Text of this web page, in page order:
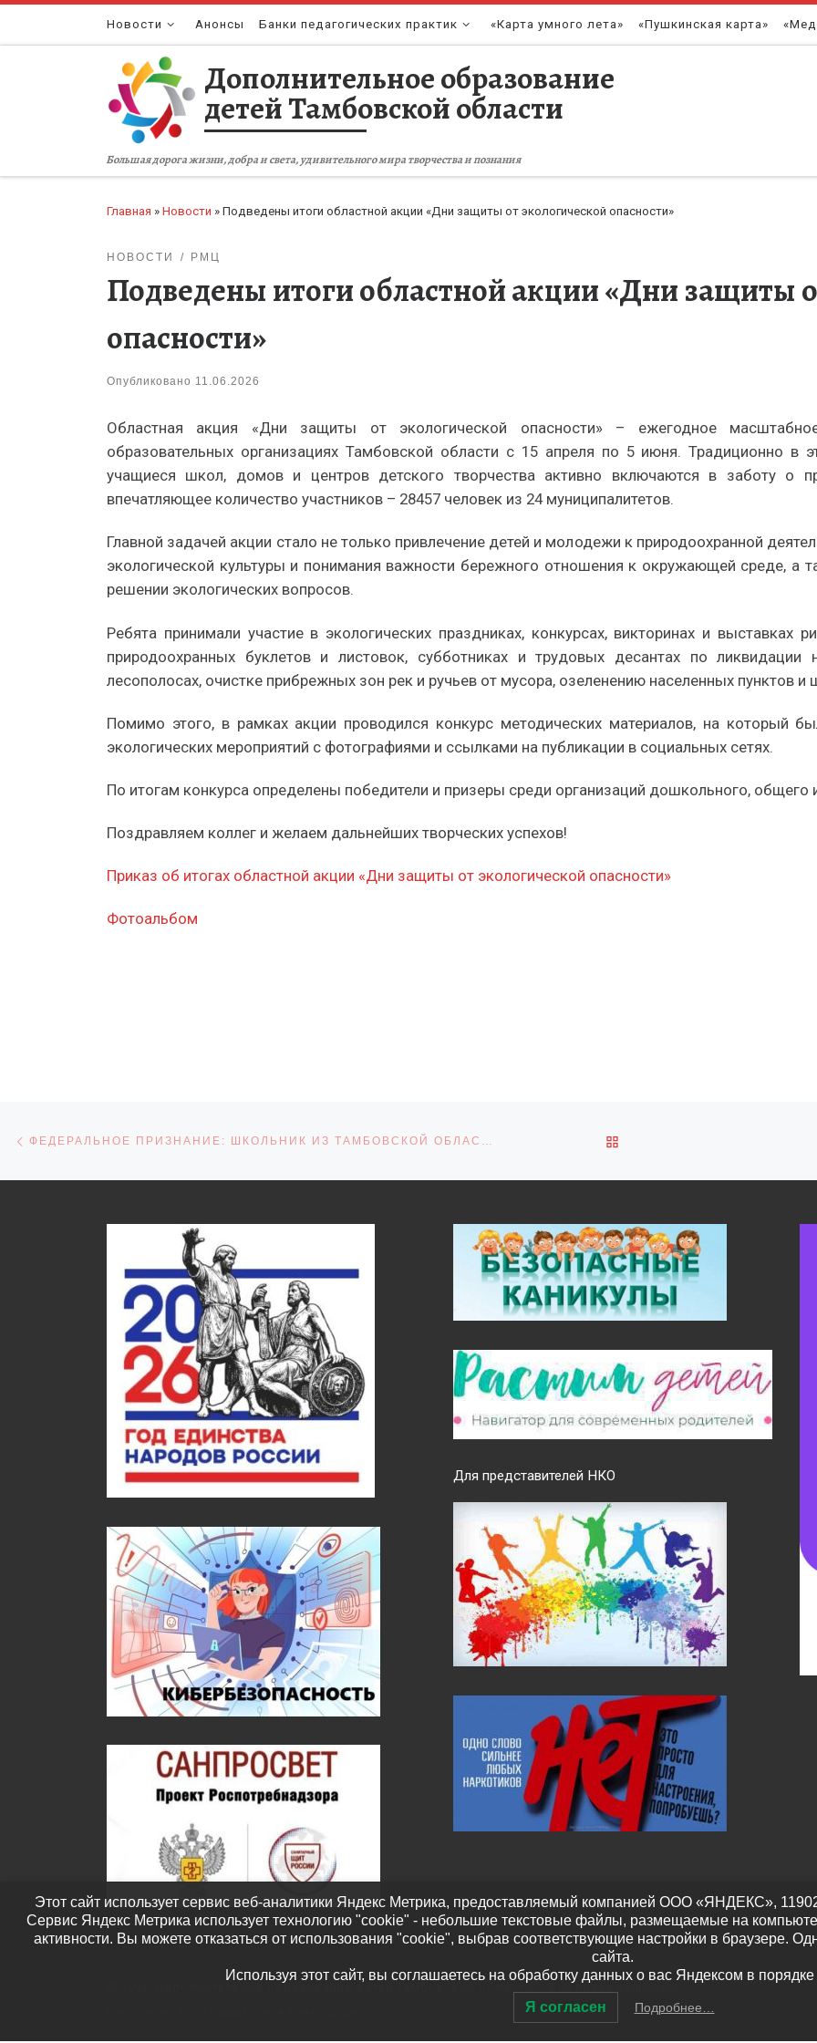
Перейти к содержимому
Новости Анонсы Банки педагогических практик «Карта умного лета» «Пушкинская карта»
Дополнительное образование
детей Тамбовской области
Большая дорога жизни, добра и света, удивительного мира творчества и познания
Главная » Новости » Подведены итоги областной акции «Дни защиты от экологической опасности»
НОВОСТИ РМЦ
Подведены итоги областной акции «Дни защиты
опасности»
Опубликовано 11.06.2026
Областная акция «Дни защиты от экологической опасности» – ежегодное
образовательных организациях Тамбовской области с 15 апреля по 5 июня. Традиционно в
учащиеся школ, домов и центров детского творчества активно включаются в заботу о
впечатляющее количество участников – 28457 человек из 24 муниципалитетов.
Главной задачей акции стало не только привлечение детей и молодежи к природоохранной
экологической культуры и понимания важности бережного отношения к окружающей среде, а
решении экологических вопросов.
Ребята принимали участие в экологических праздниках, конкурсах, викторинах и выставках
природоохранных буклетов и листовок, субботниках и трудовых десантах по ликвидации
лесополосах, очистке прибрежных зон рек и ручьев от мусора, озеленению населенных пунктов и
Помимо этого, в рамках акции проводился конкурс методических материалов, на который
экологических мероприятий с фотографиями и ссылками на публикации в социальных сетях.
По итогам конкурса определены победители и призеры среди организаций дошкольного, общего
Поздравляем коллег и желаем дальнейших творческих успехов!
Приказ об итогах областной акции «Дни защиты от экологической опасности»
Фотоальбом
Навигация по записям
Для представителей НКО
Дополнительное образование детей Тамбовской области – Все права защищены
Этот сайт использует сервис веб-аналитики Яндекс Метрика, предоставляемый компанией ООО «ЯНДЕКС»,
Сервис Яндекс Метрика использует технологию "cookie" - небольшие текстовые файлы, размещаемые на
активности. Вы можете отказаться от использования "cookie", выбрав соответствующие настройки в браузере.
сайта.
Используя этот сайт, вы соглашаетесь на обработку данных о вас Яндексом в
Я согласен Подробнее…